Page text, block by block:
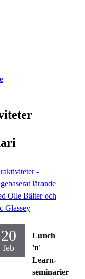
-
lärande
Olle Bälter och
Glassey
20
feb
Lunch
'n'
Learn-
seminarier